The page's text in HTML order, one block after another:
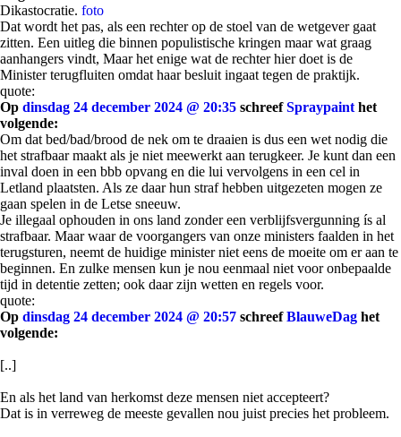
Dikastocratie. foto
Dat wordt het pas, als een rechter op de stoel van de wetgever gaat
zitten. Een uitleg die binnen populistische kringen maar wat graag
aanhangers vindt, Maar het enige wat de rechter hier doet is de
Minister terugfluiten omdat haar besluit ingaat tegen de praktijk.
quote:
Op dinsdag 24 december 2024 @ 20:35 schreefSpraypaint het
volgende:
Om dat bed/bad/brood de nek om te draaien is dus een wet nodig die
het strafbaar maakt als je niet meewerkt aan terugkeer. Je kunt dan een
inval doen in een bbb opvang en die lui vervolgens in een cel in
Letland plaatsten. Als ze daar hun straf hebben uitgezeten mogen ze
gaan spelen in de Letse sneeuw.
Je illegaal ophouden in ons land zonder een verblijfsvergunning ís al
strafbaar. Maar waar de voorgangers van onze ministers faalden in het
terugsturen, neemt de huidige minister niet eens de moeite om er aan te
beginnen. En zulke mensen kun je nou eenmaal niet voor onbepaalde
tijd in detentie zetten; ook daar zijn wetten en regels voor.
quote:
Op dinsdag 24 december 2024 @ 20:57 schreefBlauweDag het
volgende:
[..]
En als het land van herkomst deze mensen niet accepteert?
Dat is in verreweg de meeste gevallen nou juist precies het probleem.